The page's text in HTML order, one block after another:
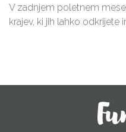
V zadnjem poletnem
krajev, ki jih lahko odkrijete